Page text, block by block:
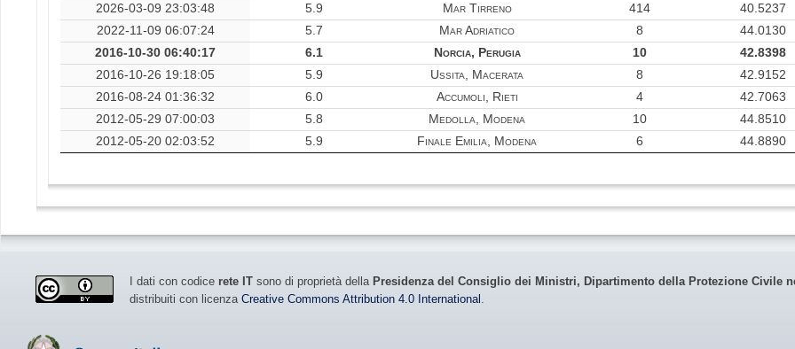
115.44
99.60
96.99
93.41
91.85
88.73
82.18
2026-03-09 23:03:48
5.9 Mar Tirreno 414 40.5237
2022-11-09 06:07:24
5.7 Mar Adriatico 8 44.0130
2016-10-30 06:40:17
6.1 Norcia, Perugia 10 42.8398
2016-10-26 19:18:05
5.9 Ussita, Macerata 8 42.9152
2016-08-24 01:36:32
6.0 Accumoli, Rieti 4 42.7063
2012-05-29 07:00:03
5.8 Medolla, Modena 10 44.8510
2012-05-20 02:03:52
5.9 Finale Emilia, Modena 6 44.8890
I dati con codice rete IT sono di proprietà della Presidenza del Consiglio dei Ministri, Dipartimento della Protezione Civile
distribuiti con licenza Creative Commons Attribution 4.0 International .